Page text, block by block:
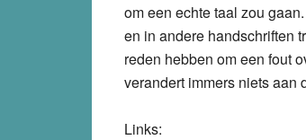
om een echte taal zou
en in andere handschriften
reden hebben om een fout
verandert immers niets aan
Links: